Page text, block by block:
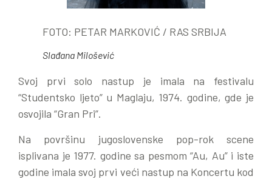
FOTO: PETAR MARKOVIĆ / RAS SRBIJA
Slađana Milošević
Svoj prvi solo nastup je imala na festivalu
“Studentsko ljeto” u Maglaju, 1974. godine, gde je
osvojila “Gran Pri”.
Na površinu jugoslovenske pop-rok scene
isplivana je 1977. godine sa pesmom “Au, Au” i iste
godine imala svoj prvi veći nastup na Koncertu kod